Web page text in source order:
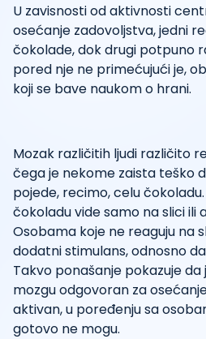
U zavisnosti od aktivnosti
osećanje zadovoljstva, jedni
čokolade, dok drugi potpuno
pored nje ne primećujući je,
koji se bave naukom o hrani.
Mozak različitih ljudi različito
čega je nekome zaista teško
pojede, recimo, celu
čokoladu vide samo na slici ili
Osobama koje ne reaguju na
dodatni stimulans, odnosno
Takvo ponašanje pokazuje
mozgu odgovoran za
aktivan, u poređenju sa
gotovo ne mogu.